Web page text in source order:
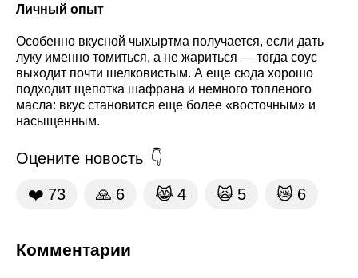
Личный опыт
Особенно вкусной чыхыртма получается, если дать
луку именно томиться, а не жариться — тогда соус
выходит почти шелковистым. А еще сюда хорошо
подходит щепотка шафрана и немного топленого
масла: вкус становится еще более «восточным» и
насыщенным.
Оцените новость
❤️ 73 🙏 6 😹 4 🙀 5 😿 6
Комментарии